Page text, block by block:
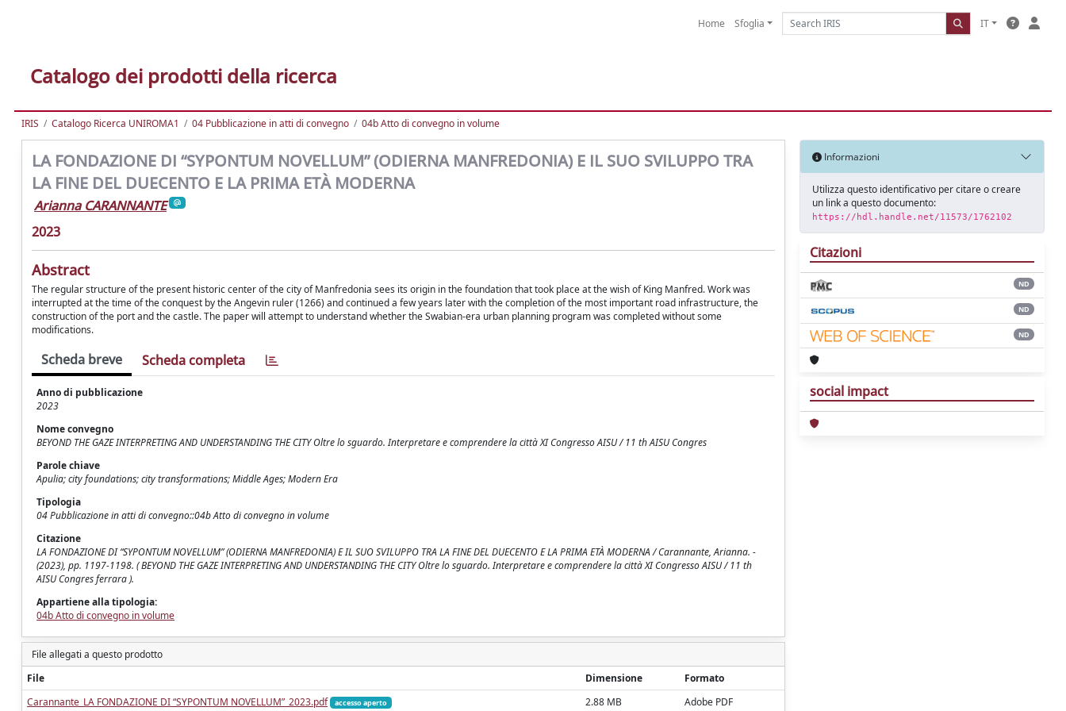
Home Sfoglia IT
Catalogo dei prodotti della ricerca
IRIS Catalogo Ricerca UNIROMA1 04 Pubblicazione in atti di convegno 04b Atto di convegno in volume
LA FONDAZIONE DI “SYPONTUM NOVELLUM” (ODIERNA MANFREDONIA) E IL SUO SVILUPPO TRA
LA FINE DEL DUECENTO E LA PRIMA ETÀ MODERNA
Arianna CARANNANTE
2023
Abstract
The regular structure of the present historic center of the city of Manfredonia sees its origin in the foundation that took place at the wish of King Manfred. Work was
interrupted at the time of the conquest by the Angevin ruler (1266) and continued a few years later with the completion of the most important road infrastructure, the
construction of the port and the castle. The paper will attempt to understand whether the Swabian-era urban planning program was completed without some
modifications.
Scheda breve Scheda completa
Anno di pubblicazione
2023
Nome convegno
BEYOND THE GAZE INTERPRETING AND UNDERSTANDING THE CITY Oltre lo sguardo. Interpretare e comprendere la città XI Congresso AISU / 11 th AISU Congres
Parole chiave
Apulia; city foundations; city transformations; Middle Ages; Modern Era
Tipologia
04 Pubblicazione in atti di convegno::04b Atto di convegno in volume
Citazione
LA FONDAZIONE DI “SYPONTUM NOVELLUM” (ODIERNA MANFREDONIA) E IL SUO SVILUPPO TRA LA FINE DEL DUECENTO E LA PRIMA ETÀ MODERNA / Carannante, Arianna. -
(2023), pp. 1197-1198. ( BEYOND THE GAZE INTERPRETING AND UNDERSTANDING THE CITY Oltre lo sguardo. Interpretare e comprendere la città XI Congresso AISU / 11 th
AISU Congres ferrara ).
Appartiene alla tipologia:
04b Atto di convegno in volume
File allegati a questo prodotto
File
Dimensione
Formato
Carannante_LA FONDAZIONE DI “SYPONTUM NOVELLUM”_2023.pdf
accesso aperto 2.88 MB Adobe PDF
Informazioni
Utilizza questo identificativo per citare o creare
un link a questo documento:
https://hdl.handle.net/11573/1762102
Citazioni
ND
ND
ND
social impact